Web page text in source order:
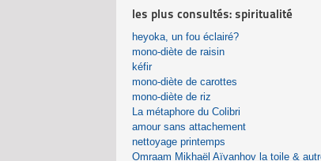
les plus consultés: spiritualité
heyoka, un fou éclairé?
mono-diète de raisin
kéfir
mono-diète de carottes
mono-diète de riz
La métaphore du Colibri
amour sans attachement
nettoyage printemps
Omraam Mikhaël Aïvanhov la toile &